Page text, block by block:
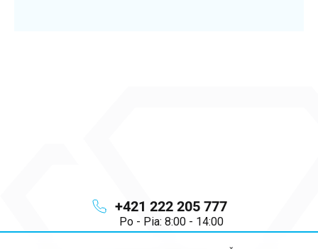
+421 222 205 777
Po - Pia: 8:00 - 14:00